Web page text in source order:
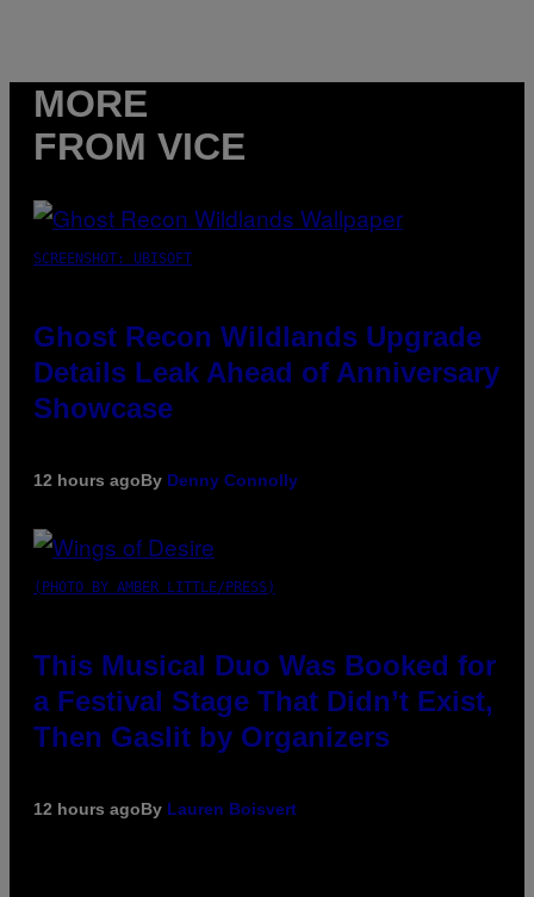
MORE
FROM VICE
SCREENSHOT: UBISOFT
Ghost Recon Wildlands Upgrade
Details Leak Ahead of Anniversary
Showcase
12 hours agoBy Denny Connolly
(PHOTO BY AMBER LITTLE/PRESS)
This Musical Duo Was Booked for
a Festival Stage That Didn’t Exist,
Then Gaslit by Organizers
12 hours agoBy Lauren Boisvert